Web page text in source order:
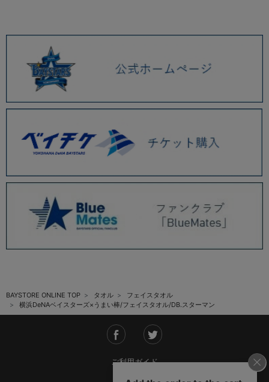
BAYSTORE ONLINE TOP タオル
フェイスタオル
横浜DeNAベイスターズ×うまい棒/フェイスタオル/DB.スターマン
ご利用ガイド